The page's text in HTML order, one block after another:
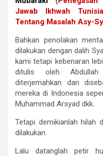
Jawab Ikhwah
Tentang Masalah Asy-
Bahkan penolakan
dilakukan dengan dalih
kami tetapi kebenaran
ditulis oleh
diterjemahkan dan
mereka di Indonesia
Muhammad Arsyad dkk.
Tetapi demikianlah hilah
dilakukan.
Lalu datanglah petir